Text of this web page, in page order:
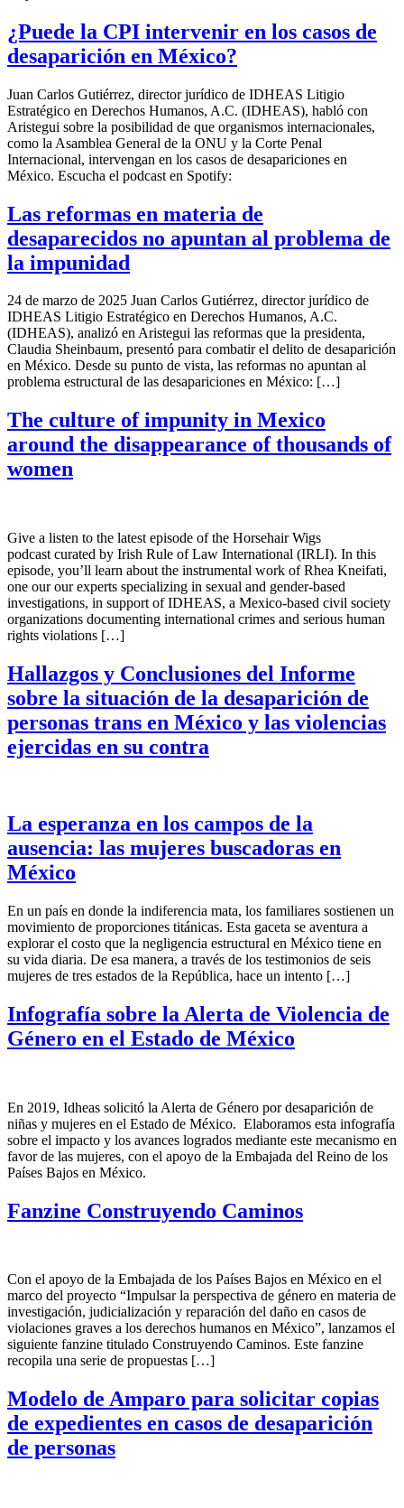
¿Puede la CPI intervenir en los casos de
desaparición en México?
Juan Carlos Gutiérrez, director jurídico de IDHEAS Litigio
Estratégico en Derechos Humanos, A.C. (IDHEAS), habló con
Aristegui sobre la posibilidad de que organismos internacionales,
como la Asamblea General de la ONU y la Corte Penal
Internacional, intervengan en los casos de desapariciones en
México. Escucha el podcast en Spotify:
Las reformas en materia de
desaparecidos no apuntan al problema de
la impunidad
24 de marzo de 2025 Juan Carlos Gutiérrez, director jurídico de
IDHEAS Litigio Estratégico en Derechos Humanos, A.C.
(IDHEAS), analizó en Aristegui las reformas que la presidenta,
Claudia Sheinbaum, presentó para combatir el delito de desaparición
en México. Desde su punto de vista, las reformas no apuntan al
problema estructural de las desapariciones en México: […]
The culture of impunity in Mexico
around the disappearance of thousands of
women
Give a listen to the latest episode of the Horsehair Wigs
podcast curated by Irish Rule of Law International (IRLI). In this
episode, you’ll learn about the instrumental work of Rhea Kneifati,
one our our experts specializing in sexual and gender-based
investigations, in support of IDHEAS, a Mexico-based civil society
organizations documenting international crimes and serious human
rights violations […]
Hallazgos y Conclusiones del Informe
sobre la situación de la desaparición de
personas trans en México y las violencias
ejercidas en su contra
La esperanza en los campos de la
ausencia: las mujeres buscadoras en
México
En un país en donde la indiferencia mata, los familiares sostienen un
movimiento de proporciones titánicas. Esta gaceta se aventura a
explorar el costo que la negligencia estructural en México tiene en
su vida diaria. De esa manera, a través de los testimonios de seis
mujeres de tres estados de la República, hace un intento […]
Infografía sobre la Alerta de Violencia de
Género en el Estado de México
En 2019, Idheas solicitó la Alerta de Género por desaparición de
niñas y mujeres en el Estado de México. Elaboramos esta infografía
sobre el impacto y los avances logrados mediante este mecanismo en
favor de las mujeres, con el apoyo de la Embajada del Reino de los
Países Bajos en México.
Fanzine Construyendo Caminos
Con el apoyo de la Embajada de los Países Bajos en México en el
marco del proyecto “Impulsar la perspectiva de género en materia de
investigación, judicialización y reparación del daño en casos de
violaciones graves a los derechos humanos en México”, lanzamos el
siguiente fanzine titulado Construyendo Caminos. Este fanzine
recopila una serie de propuestas […]
Modelo de Amparo para solicitar copias
de expedientes en casos de desaparición
de personas